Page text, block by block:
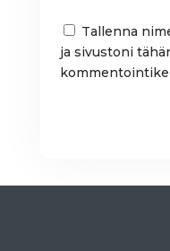
Tallenna
ja sivustoni